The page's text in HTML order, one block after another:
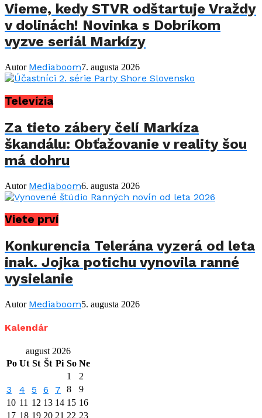
Vieme, kedy STVR odštartuje Vraždy
v dolinách! Novinka s Dobríkom
vyzve seriál Markízy
Autor Mediaboom7. augusta 2026
Televízia
Za tieto zábery čelí Markíza
škandálu: Obťažovanie v reality šou
má dohru
Autor Mediaboom6. augusta 2026
Viete prví
Konkurencia Telerána vyzerá od leta
inak. Jojka potichu vynovila ranné
vysielanie
Autor Mediaboom5. augusta 2026
Kalendár
august 2026
Po Ut St Št Pi So Ne
1
2
3 4 5 6 7 8
9
10 11 12 13 14 15 16
17 18 19 20 21 22 23